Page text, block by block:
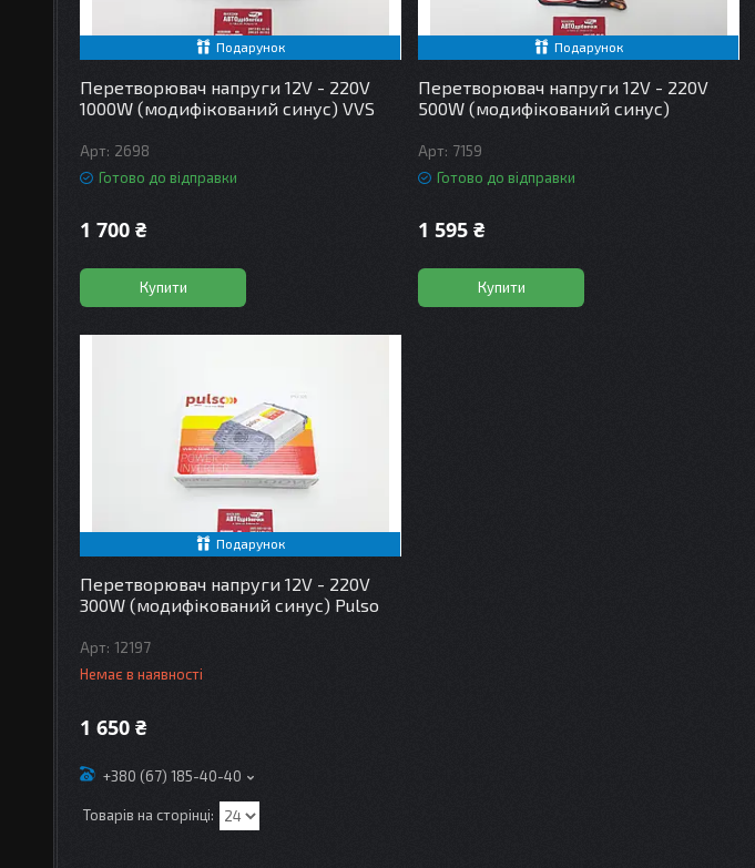
Подарунок
Перетворювач напруги 12V - 220V
1000W (модифікований синус) VVS
2698
Готово до відправки
1 700 ₴
Купити
Подарунок
Перетворювач напруги 12V - 220V
500W (модифікований синус)
7159
Готово до відправки
1 595 ₴
Купити
Подарунок
Перетворювач напруги 12V - 220V
300W (модифікований синус) Pulso
12197
Немає в наявності
1 650 ₴
+380 (67) 185-40-40